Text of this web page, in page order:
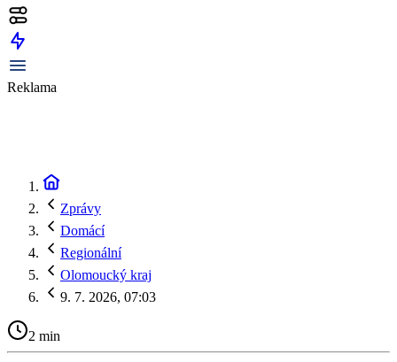
Reklama
Zprávy
Domácí
Regionální
Olomoucký kraj
9. 7. 2026, 07:03
2 min